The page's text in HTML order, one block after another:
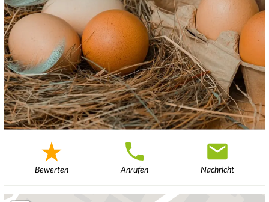
Bewerten Anrufen Nachricht